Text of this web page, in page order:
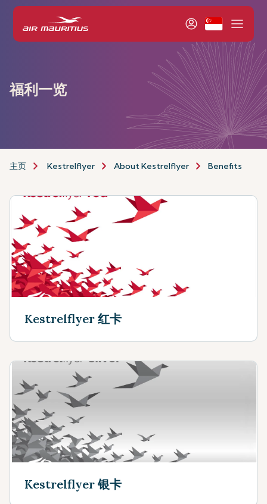
福利一览
主页 Kestrelflyer About Kestrelflyer Benefits
Kestrelflyer 红卡
Kestrelflyer 银卡